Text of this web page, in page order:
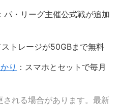
：パ・リーグ主催公式戦が追加
ストレージが50GBまで無料
り ：スマホとセットで毎月
れる場合があります。最新